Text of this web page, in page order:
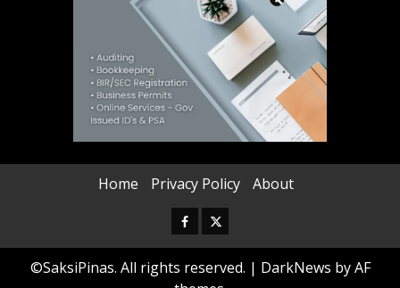
Home Privacy Policy About
Facebook
Twitter
©SaksiPinas. All rights reserved. | DarkNews by AF